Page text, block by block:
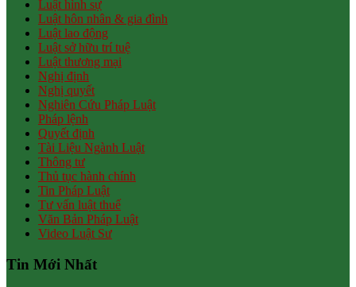
Luật hình sự
Luật hôn nhân & gia đình
Luật lao động
Luật sở hữu trí tuệ
Luật thương mại
Nghị định
Nghị quyết
Nghiên Cứu Pháp Luật
Pháp lệnh
Quyết định
Tài Liệu Ngành Luật
Thông tư
Thủ tục hành chính
Tin Pháp Luật
Tư vấn luật thuế
Văn Bản Pháp Luật
Video Luật Sư
Tin Mới Nhất